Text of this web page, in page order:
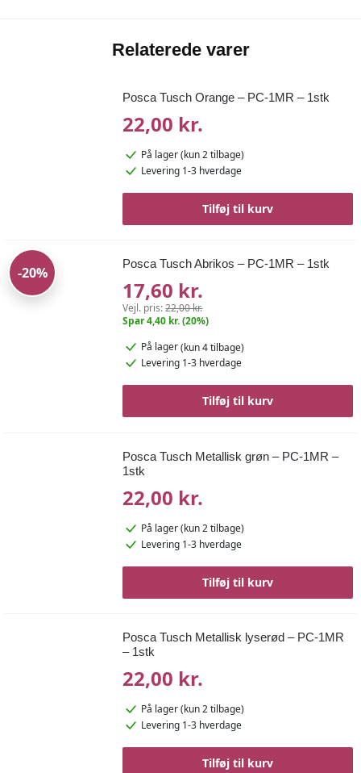
Relaterede varer
Posca Tusch Orange – PC-1MR – 1stk
22,00 kr.
På lager(kun 2 tilbage)
Levering 1-3 hverdage
Tilføj til kurv
-20%
Posca Tusch Abrikos – PC-1MR – 1stk
17,60 kr.
Vejl. pris:22,00 kr.
Spar 4,40 kr. (20%)
På lager(kun 4 tilbage)
Levering 1-3 hverdage
Tilføj til kurv
Posca Tusch Metallisk grøn – PC-1MR –
1stk
22,00 kr.
På lager(kun 2 tilbage)
Levering 1-3 hverdage
Tilføj til kurv
Posca Tusch Metallisk lyserød – PC-1MR
– 1stk
22,00 kr.
På lager(kun 2 tilbage)
Levering 1-3 hverdage
Tilføj til kurv